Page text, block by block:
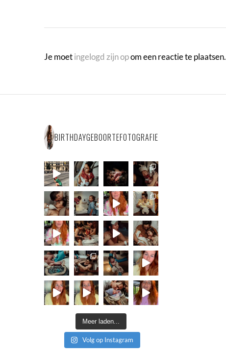
Je moetingelogd zijn opom een reactie te plaatsen.
BIRTHDAYGEBOORTEFOTOGRAFIE
Meer laden...
Volg op Instagram